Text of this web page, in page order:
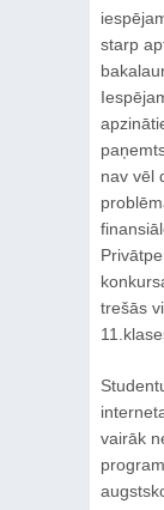
starp
nav vēl
trešās
vairāk